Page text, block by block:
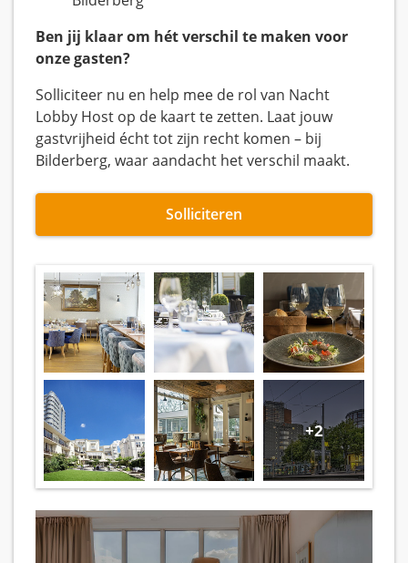
Ben jij klaar om hét verschil te maken voor
onze gasten?
Solliciteer nu en help mee de rol van Nacht
Lobby Host op de kaart te zetten. Laat jouw
gastvrijheid écht tot zijn recht komen – bij
Bilderberg, waar aandacht het verschil maakt.
Solliciteren
+2